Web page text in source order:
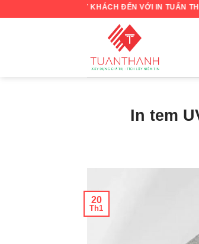
QUÝ KHÁCH ĐẾN VỚI IN TUẤN THÀNH
In tem
20
Th1